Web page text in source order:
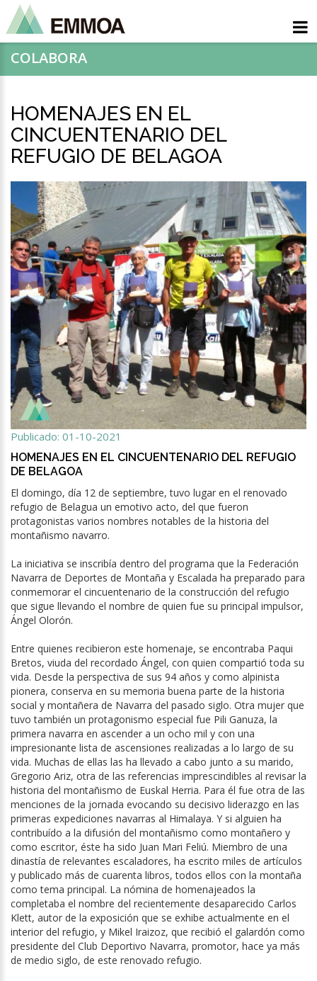
COLABORA
HOMENAJES EN EL
CINCUENTENARIO DEL
REFUGIO DE BELAGOA
Publicado: 01-10-2021
HOMENAJES EN EL CINCUENTENARIO DEL REFUGIO
DE BELAGOA
El domingo, día 12 de septiembre, tuvo lugar en el renovado
refugio de Belagua un emotivo acto, del que fueron
protagonistas varios nombres notables de la historia del
montañismo navarro.
La iniciativa se inscribía dentro del programa que la Federación
Navarra de Deportes de Montaña y Escalada ha preparado para
conmemorar el cincuentenario de la construcción del refugio
que sigue llevando el nombre de quien fue su principal impulsor,
Ángel Olorón.
Entre quienes recibieron este homenaje, se encontraba Paqui
Bretos, viuda del recordado Ángel, con quien compartió toda su
vida. Desde la perspectiva de sus 94 años y como alpinista
pionera, conserva en su memoria buena parte de la historia
social y montañera de Navarra del pasado siglo. Otra mujer que
tuvo también un protagonismo especial fue Pili Ganuza, la
primera navarra en ascender a un ocho mil y con una
impresionante lista de ascensiones realizadas a lo largo de su
vida. Muchas de ellas las ha llevado a cabo junto a su marido,
Gregorio Ariz, otra de las referencias imprescindibles al revisar la
historia del montañismo de Euskal Herria. Para él fue otra de las
menciones de la jornada evocando su decisivo liderazgo en las
primeras expediciones navarras al Himalaya. Y si alguien ha
contribuído a la difusión del montañismo como montañero y
como escritor, éste ha sido Juan Mari Feliú. Miembro de una
dinastía de relevantes escaladores, ha escrito miles de artículos
y publicado más de cuarenta libros, todos ellos con la montaña
como tema principal. La nómina de homenajeados la
completaba el nombre del recientemente desaparecido Carlos
Klett, autor de la exposición que se exhibe actualmente en el
interior del refugio, y Mikel Iraizoz, que recibió el galardón como
presidente del Club Deportivo Navarra, promotor, hace ya más
de medio siglo, de este renovado refugio.